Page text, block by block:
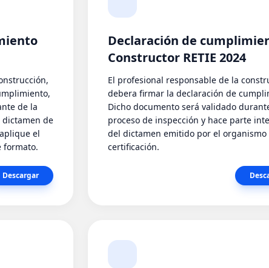
de la
dictamen de
el
formato.
Descargar
Declaración de
Constructor RETIE 2024
El profesional responsable de la
debera firmar la declaración de
Dicho documento será validado
proceso de inspección y hace parte
del dictamen emitido por el organismo
certificación.